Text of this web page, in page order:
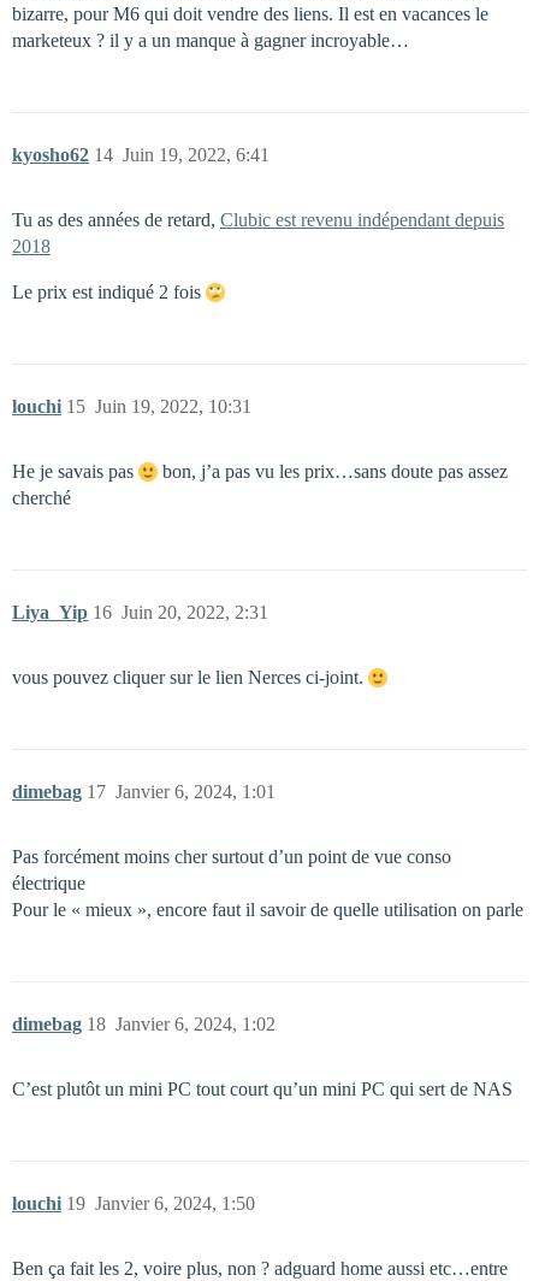
bizarre, pour M6 qui doit vendre des liens. Il est en vacances le
marketeux ? il y a un manque à gagner incroyable…
kyosho62 Juin 19, 2022, 6:41
14
Tu as des années de retard, Clubic est revenu indépendant depuis
2018
Le prix est indiqué 2 fois
louchi Juin 19, 2022, 10:31
15
He je savais pas
bon, j’a pas vu les prix…sans doute pas assez
cherché
Liya_Yip Juin 20, 2022, 2:31
16
vous pouvez cliquer sur le lien Nerces ci-joint.
dimebag Janvier 6, 2024, 1:01
17
Pas forcément moins cher surtout d’un point de vue conso
électrique
Pour le « mieux », encore faut il savoir de quelle utilisation on parle
dimebag Janvier 6, 2024, 1:02
18
C’est plutôt un mini PC tout court qu’un mini PC qui sert de NAS
louchi Janvier 6, 2024, 1:50
19
Ben ça fait les 2, voire plus, non ? adguard home aussi etc…entre